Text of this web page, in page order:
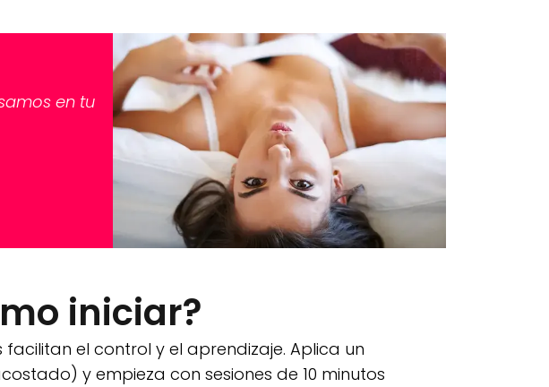
en tu
iniciar?
el control y el aprendizaje. Aplica un
y empieza con sesiones de 10 minutos